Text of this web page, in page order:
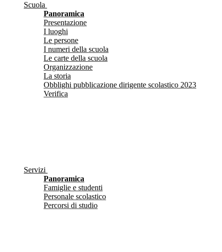
Scuola
Panoramica
Presentazione
I luoghi
Le persone
I numeri della scuola
Le carte della scuola
Organizzazione
La storia
Obblighi pubblicazione dirigente scolastico 2023
Verifica
Servizi
Panoramica
Famiglie e studenti
Personale scolastico
Percorsi di studio